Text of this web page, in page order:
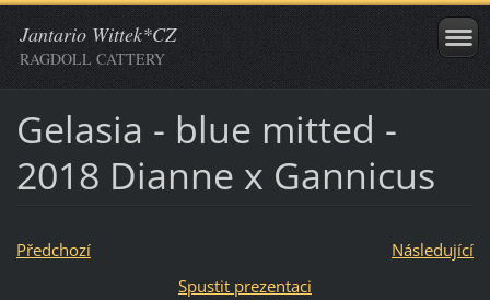
Jantario Wittek*CZ
RAGDOLL CATTERY
Gelasia - blue mitted -
2018 Dianne x Gannicus
Předchozí
Následující
Spustit prezentaci